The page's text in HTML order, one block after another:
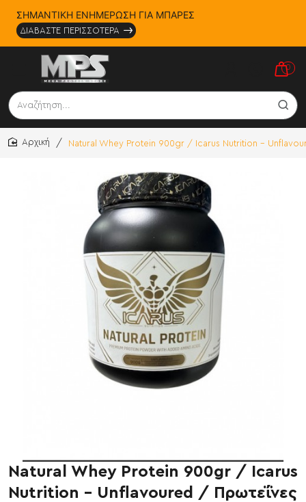
ΣΗΜΑΝΤΙΚΗ ΕΝΗΜΕΡΩΣΗ ΓΙΑ ΜΠΑΡΕΣ
ΔΙΑΒΑΣΤΕ ΠΕΡΙΣΣΟΤΕΡΑ
0
Αναζήτηση...
Natural Whey Protein 900gr / Icarus Nutrition -
Natural Whey Protein 900gr / Icarus
Nutrition - Unflavoured / Πρωτεΐνες